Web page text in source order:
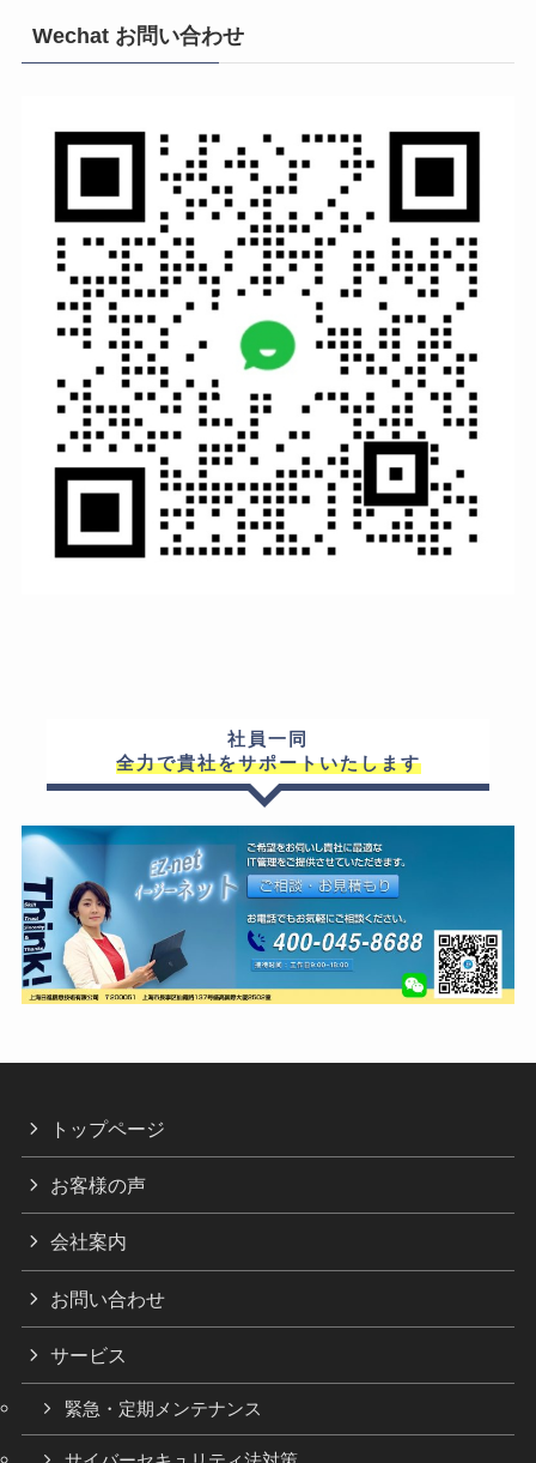
Wechat お問い合わせ
社員一同
全力で貴社をサポートいたします
トップページ
お客様の声
会社案内
お問い合わせ
サービス
緊急・定期メンテナンス